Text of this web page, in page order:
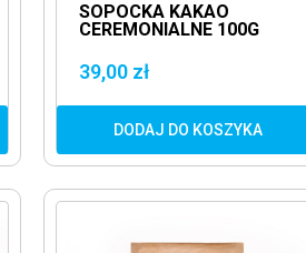
SOPOCKA KAKAO
CEREMONIALNE 100G
HONDURASU
39,00 zł
DODAJ DO KOSZYKA